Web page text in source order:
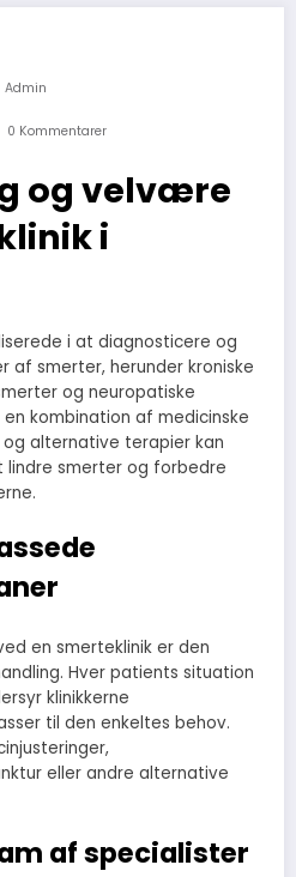
Admin
0 Kommentarer
og velvære
i
i at diagnosticere og
af smerter, herunder kroniske
og neuropatiske
kombination af medicinske
alternative terapier kan
smerter og forbedre
en smerteklinik er den
Hver patients situation
klinikkerne
til den enkeltes behov.
eller andre alternative
af specialister